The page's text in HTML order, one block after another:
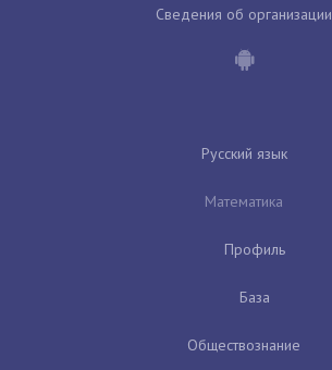
Сведения об организации
Русский язык
Математика
Профиль
База
Обществознание